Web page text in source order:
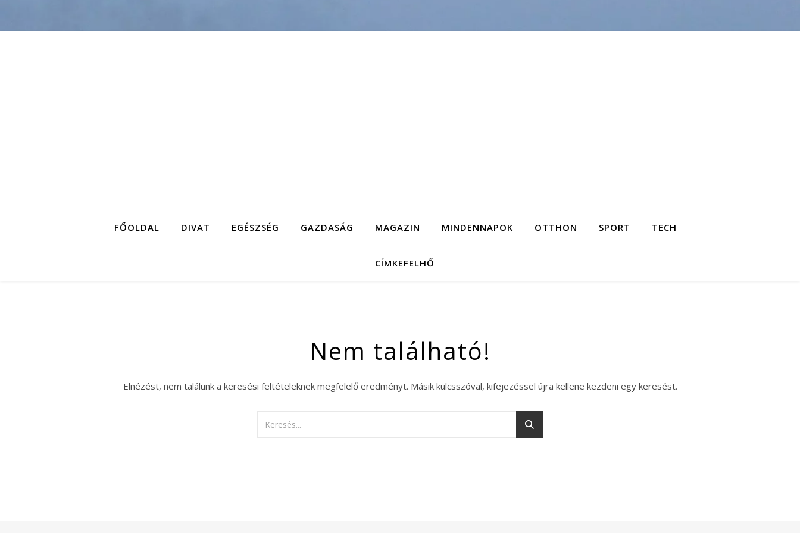
FŐOLDAL DIVAT EGÉSZSÉG GAZDASÁG MAGAZIN MINDENNAPOK OTTHON SPORT TECH
CÍMKEFELHŐ
Nem található!
Elnézést, nem találunk a keresési feltételeknek megfelelő eredményt. Másik kulcsszóval, kifejezéssel újra kellene kezdeni egy keresést.